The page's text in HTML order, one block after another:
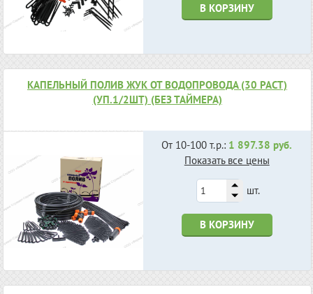
В КОРЗИНУ
КАПЕЛЬНЫЙ ПОЛИВ ЖУК ОТ ВОДОПРОВОДА (30 РАСТ)
(УП.1/2ШТ) (БЕЗ ТАЙМЕРА)
От 10-100 т.р.: 1 897.38 руб.
Показать все цены
шт.
В КОРЗИНУ